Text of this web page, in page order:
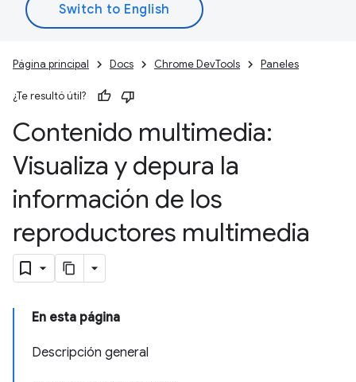
Página principal Docs Chrome DevTools Paneles
¿Te resultó útil?
Contenido multimedia:
Visualiza y depura la
información de los
reproductores multimedia
En esta página
Descripción general